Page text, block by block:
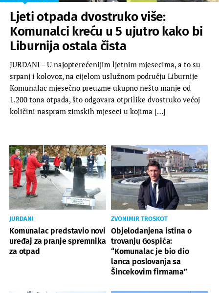
Ljeti otpada dvostruko više:
Komunalci kreću u 5 ujutro kako bi
Liburnija ostala čista
JURDANI – U najopterećenijim ljetnim mjesecima, a to su
srpanj i kolovoz, na cijelom uslužnom području Liburnije
Komunalac mjesečno preuzme ukupno nešto manje od
1.200 tona otpada, što odgovara otprilike dvostruko većoj
količini naspram zimskih mjeseci u kojima […]
JURDANI
Komunalac predstavio novi
uređaj za pranje spremnika
za otpad
ZVONIMIR TROSKOT
Objelodanjena istina o
trovanju Gospića:
“Komunalac je bio dio
lanca poslovanja sa
Šincekovim firmama”